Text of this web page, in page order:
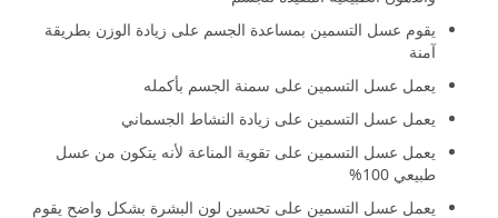
يقوم عسل التسمين بمساعدة الجسم على زيادة الوزن بطريقة
آمنة
يعمل عسل التسمين على سمنة الجسم بأكمله
يعمل عسل التسمين على زيادة النشاط الجسماني
يعمل عسل التسمين على تقوية المناعة لأنه يتكون من عسل
طبيعي 100%
يعمل عسل التسمين على تحسين لون البشرة بشكل واضح يقوم